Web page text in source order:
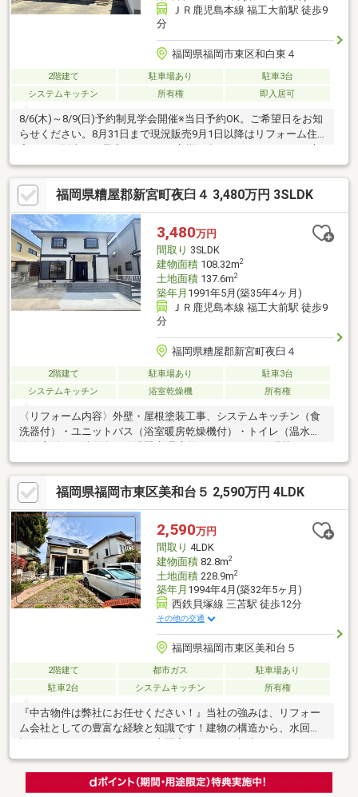
ＪＲ鹿児島本線 福工大前駅 徒歩9
分
福岡県福岡市東区和白東４
2階建て 駐車場あり
駐車3台
システムキッチン
所有権 即入居可
8/6(木)～8/9(日)予約制見学会開催※当日予約OK。ご希望日をお知
らせください。8月31日まで現況販売9月1日以降はリフォーム住
や金融機関をご提案。住宅ローンが初めての方でもお気軽にご相
談ください。【周辺施設】・JR鹿児島線福工大前駅まで約700ｍ
（徒歩約9分）・和白東小学校まで約1200ｍ（徒歩約15分）・和
白丘中学校まで約1500ｍ（徒歩約19分）・エフコープ 新宮店様
まで約300ｍ（徒歩約4分）・ミニストップ新宮下府店様まで約
300ｍ（徒歩約4分）
福岡県糟屋郡新宮町夜臼４ 3,480万円 3SLDK
3,480万円
間取り 3SLDK
建物面積108.32m2
土地面積137.6m2
築年月 1991年5月(築35年4ヶ月)
ＪＲ鹿児島本線 福工大前駅 徒歩9
分
福岡県糟屋郡新宮町夜臼４
2階建て 駐車場あり
駐車3台
システムキッチン
浴室乾燥機 所有権
〈リフォーム内容〉外壁・屋根塗装工事、システムキッチン（食
洗器付）・ユニットバス（浴室暖房乾燥機付）・トイレ（温水洗
浄便座付）・洗面台・給湯器 新品交換、フローリング張替え
（LDK・廊下・各洋室・WIC）、CFシート張替え（トイレ・洗面
所）、全クロス張替え、一部建具取替え、ハウスクリーニング等
〈おすすめポイント〉・内装・外装も一新された軽量鉄骨造2階
建。・約21.1帖のLDKと全居室収納、WIC付きの使いやすい
3LDK。・駐車スペース3台分有。
福岡県福岡市東区美和台５ 2,590万円 4LDK
2,590万円
間取り 4LDK
建物面積82.8m2
土地面積228.9m2
築年月 1994年4月(築32年5ヶ月)
西鉄貝塚線 三苫駅 徒歩12分
その他の交通
福岡県福岡市東区美和台５
2階建て 都市ガス
駐車場あり
駐車2台
システムキッチン 所有権
『中古物件は弊社にお任せください！』当社の強みは、リフォー
ム会社としての豊富な経験と知識です！建物の構造から、水回り
デメリットを丁寧にお伝えいたします。「新築は予算的に難しい
けれど、このエリアで理想の住まいを見つけたい」「中古物件を
購入して、自分好みの空間にリフォームしたい」そうお考えのお